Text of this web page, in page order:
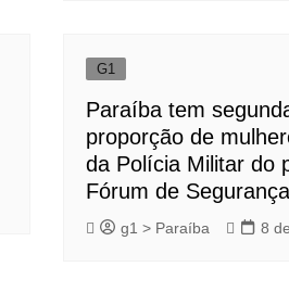
G1
Paraíba tem
proporção de
da Polícia Militar do
Fórum de Segurança
g1 > Paraíba 8